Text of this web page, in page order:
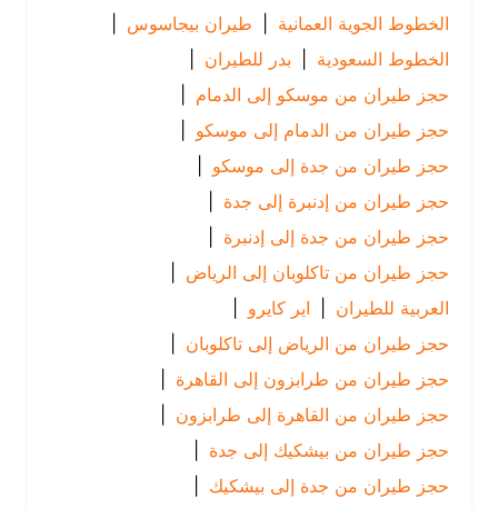
الخطوط الجوية العمانية | طيران بيجاسوس |
الخطوط السعودية | بدر للطيران |
حجز طيران من موسكو إلى الدمام
|
حجز طيران من الدمام إلى موسكو |
حجز طيران من جدة إلى موسكو |
حجز طيران من إدنبرة إلى جدة
حجز طيران من جدة إلى إدنبرة |
حجز طيران من تاكلوبان إلى الرياض
|
العربية للطيران | اير كايرو
|
حجز طيران من الرياض إلى تاكلوبان |
حجز طيران من طرابزون إلى القاهرة |
حجز طيران من القاهرة إلى طرابزون |
حجز طيران من بيشكيك إلى جدة
حجز طيران من جدة إلى بيشكيك |